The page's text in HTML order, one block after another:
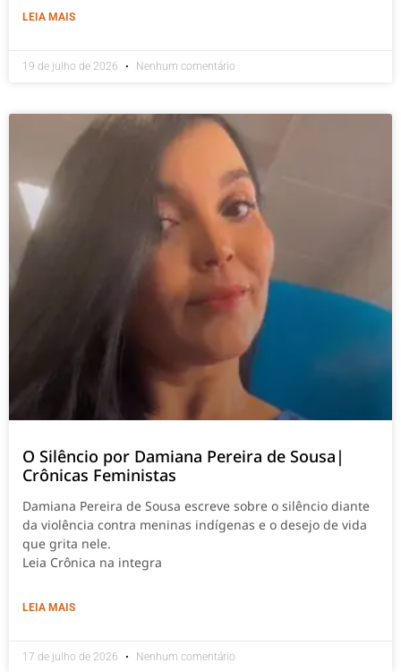
LEIA MAIS
19 de julho de 2026 Nenhum comentário
O Silêncio por Damiana Pereira de Sousa|
Crônicas Feministas
Damiana Pereira de Sousa escreve sobre o silêncio diante
da violência contra meninas indígenas e o desejo de vida
que grita nele.
Leia Crônica na integra
LEIA MAIS
17 de julho de 2026 Nenhum comentário